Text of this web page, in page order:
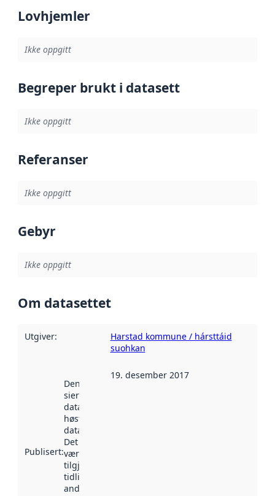
Lovhjemler
Ikke oppgitt
Begreper brukt i datasett
Ikke oppgitt
Referanser
Ikke oppgitt
Gebyr
Ikke oppgitt
Om datasettet
Utgiver:
Harstad kommune / hársttáid
suohkan
Publisert:
Denne datoen
sier når
datasettet ble
høstet av
data.norge.no.
Det kan ha
vært
tilgjengelig
tidligere
andre steder.
19. desember 2017